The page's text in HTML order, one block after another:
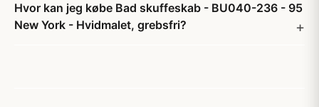
Hvor kan jeg købe Bad skuffeskab - BU040-236 - 95
New York - Hvidmalet, grebsfri?